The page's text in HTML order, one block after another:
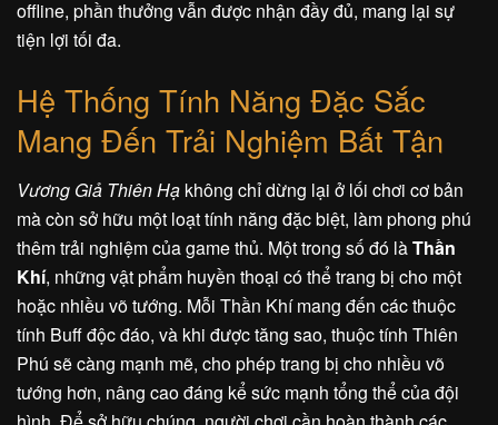
offline, phần thưởng vẫn được nhận đầy đủ, mang lại sự
tiện lợi tối đa.
Hệ Thống Tính Năng Đặc Sắc
Mang Đến Trải Nghiệm Bất Tận
Vương Giả Thiên Hạ không chỉ dừng lại ở lối chơi cơ bản
mà còn sở hữu một loạt tính năng đặc biệt, làm phong phú
thêm trải nghiệm của game thủ. Một trong số đó làThần
Khí, những vật phẩm huyền thoại có thể trang bị cho một
hoặc nhiều võ tướng. Mỗi Thần Khí mang đến các thuộc
tính Buff độc đáo, và khi được tăng sao, thuộc tính Thiên
Phú sẽ càng mạnh mẽ, cho phép trang bị cho nhiều võ
tướng hơn, nâng cao đáng kể sức mạnh tổng thể của đội